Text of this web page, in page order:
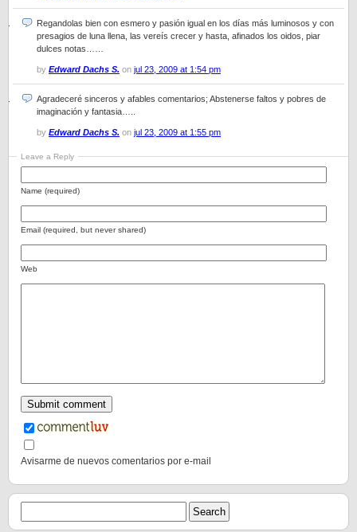
Regandolas bien con esmero y pasión igual en los días más luminosos y con
presagios de luna llena, las vereís crecer y hasta, afinados los oidos, piar
dulces notas……
by Edward Dachs S. on jul 23, 2009 at 1:54 pm
Agradeceré sinceros y afables comentarios; Abstenerse faltos y pobres de
imaginación y fantasia…..
by Edward Dachs S. on jul 23, 2009 at 1:55 pm
Leave a Reply
Name (required)
Email (required, but never shared)
Web
Avisarme de nuevos comentarios por e-mail